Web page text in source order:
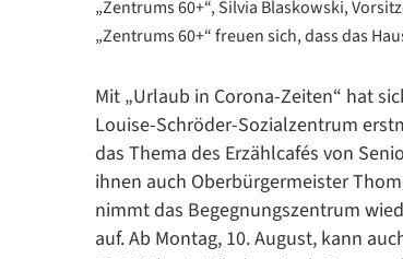
„Zentrums 60+“, Silvia Blaskowski,
„Zentrums 60+“ freuen sich, dass das
Mit „Urlaub in Corona-Zeiten“ hat
Louise-Schröder-Sozialzentrum
das Thema des Erzählcafés von
ihnen auch Oberbürgermeister
nimmt das Begegnungszentrum
auf. Ab Montag, 10. August, kann